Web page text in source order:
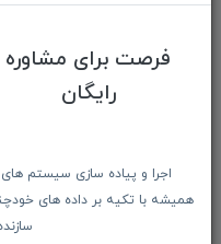
فرصت برای مشاوره
رایگان
اجرا و پیاده سازی سیستم
همیشه با تکیه بر داده های
راهنمای ثبت سفارش
معرفـــی همکــاران
ویتریــن فروشگـــاه
درباره ما بیشتر بدانید